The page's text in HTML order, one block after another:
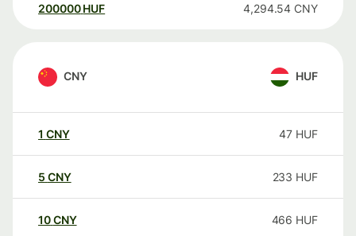
200000 HUF 4,294.54 CNY
CNY HUF
1 CNY 47 HUF
5 CNY 233 HUF
10CNY 466 HUF